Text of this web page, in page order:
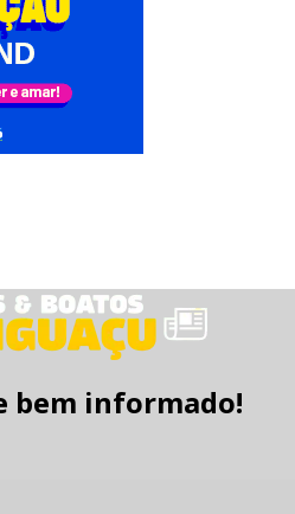
bem informado!